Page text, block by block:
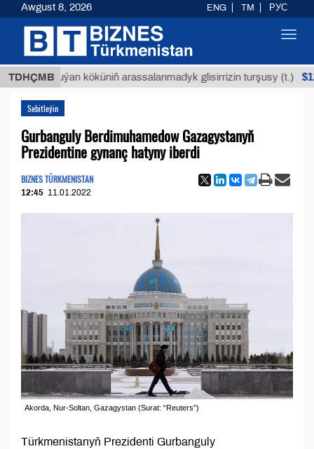
TDHÇMB
Buýan köküniň arassalanmadyk glisirrizin turşusy (t.)
Sebitleýin
Gurbanguly Berdimuhamedow Gazagystanyň
Prezidentine gynanç hatyny iberdi
BIZNES TÜRKMENISTAN
12:45 11.01.2022
Akorda, Nur-Soltan, Gazagystan (Surat: “Reuters”)
Türkmenistanyň Prezidenti Gurbanguly
Awgust 8, 2026 ENG TM РУС